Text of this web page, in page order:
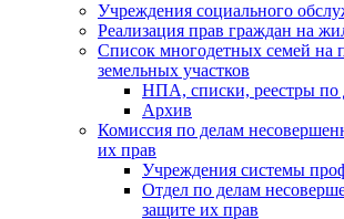
Учреждения социального
Реализация прав граждан на
Список многодетных семей на
земельных участков
НПА, списки, реестры по
Архив
Комиссия по делам
их прав
Учреждения системы
Отдел по делам
защите их прав